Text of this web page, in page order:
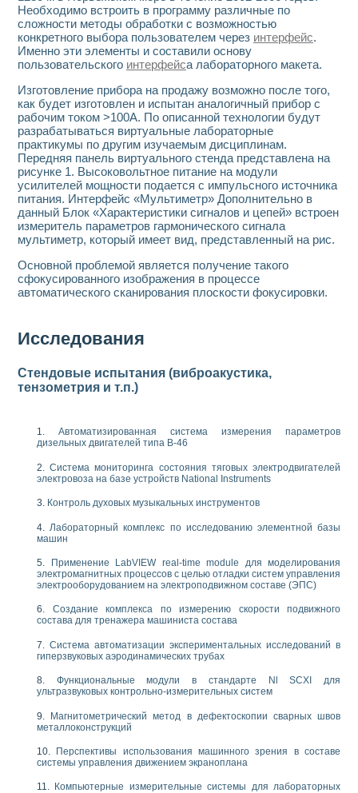
Необходимо встроить в программу различные по
сложности методы обработки с возможностью
конкретного выбора пользователем через интерфейс.
Именно эти элементы и составили основу
пользовательского интерфейса лабораторного макета.
Изготовление прибора на продажу возможно после того,
как будет изготовлен и испытан аналогичный прибор с
рабочим током >100А. По описанной технологии будут
разрабатываться виртуальные лабораторные
практикумы по другим изучаемым дисциплинам.
Передняя панель виртуального стенда представлена на
рисунке 1. Высоковольтное питание на модули
усилителей мощности подается с импульсного источника
питания. Интерфейс «Мультиметр» Дополнительно в
данный Блок «Характеристики сигналов и цепей» встроен
измеритель параметров гармонического сигнала
мультиметр, который имеет вид, представленный на рис.
Основной проблемой является получение такого
сфокусированного изображения в процессе
автоматического сканирования плоскости фокусировки.
Исследования
Стендовые испытания (виброакустика,
тензометрия и т.п.)
Автоматизированная система измерения параметров
дизельных двигателей типа В-46
Система мониторинга состояния тяговых электродвигателей
электровоза на базе устройств National Instruments
Контроль духовых музыкальных инструментов
Лабораторный комплекс по исследованию элементной базы
машин
Применение LabVIEW real-time module для моделирования
электромагнитных процессов с целью отладки систем управления
электрооборудованием на электроподвижном составе (ЭПС)
Создание комплекса по измерению скорости подвижного
состава для тренажера машиниста состава
Система автоматизации экспериментальных исследований в
гиперзвуковых аэродинамических трубах
Функциональные модули в стандарте Nl SCXI для
ультразвуковых контрольно-измерительных систем
Магнитометрический метод в дефектоскопии сварных швов
металлоконструкций
Перспективы использования машинного зрения в составе
системы управления движением экраноплана
Компьютерные измерительные системы для лабораторных